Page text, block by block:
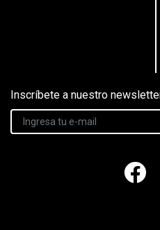
Inscríbete a nuestro